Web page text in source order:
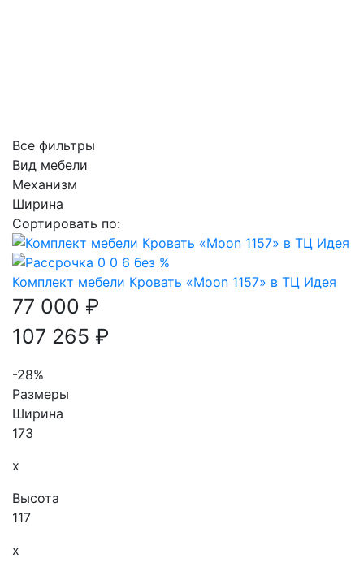
Все фильтры
Вид мебели
Механизм
Ширина
Сортировать по:
Комплект мебели Кровать «Moon 1157» в ТЦ Идея
77 000 ₽
107 265 ₽
-28%
Размеры
Ширина
173
x
Высота
117
x